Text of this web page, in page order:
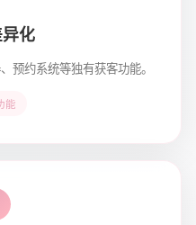
化
预约系统等独有获客功能。
能